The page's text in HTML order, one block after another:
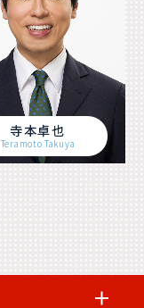
寺本卓也
Teramoto Takuya